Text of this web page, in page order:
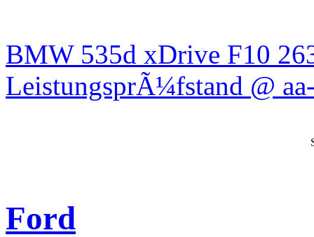
BMW 535d xDrive F10
LeistungsprÃ¼fstand @
Ford